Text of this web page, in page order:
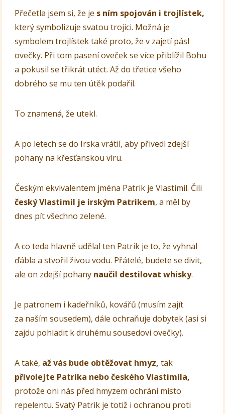
Přečetla jsem si, že je s ním spojován i trojlístek,
který symbolizuje svatou trojici. Možná je
symbolem trojlístek také proto, že v zajetí pásl
ovečky. Při tom pasení oveček se více přiblížil Bohu
a pokusil se třikrát utéct. Až do třetice všeho
dobrého se mu ten útěk podařil.
To znamená, že utekl.
A po letech se do Irska vrátil, aby přivedl zdejší
pohany na křesťanskou víru.
Českým ekvivalentem jména Patrik je Vlastimil. Čili
český Vlastimil je irským Patrikem, a měl by
dnes pít všechno zelené.
A co teda hlavně udělal ten Patrik je to, že vyhnal
ďábla a stvořil živou vodu. Přátelé, budete se divit,
ale on zdejší pohany naučil destilovat whisky.
Je patronem i kadeřníků, kovářů (musím zajít
za naším sousedem), dále ochraňuje dobytek (asi si
zajdu pohladit k druhému sousedovi ovečky).
A také, až vás bude obtěžovat hmyz, tak
přivolejte Patrika nebo českého Vlastimila,
protože oni nás před hmyzem ochrání místo
repelentu. Svatý Patrik je totiž i ochranou proti